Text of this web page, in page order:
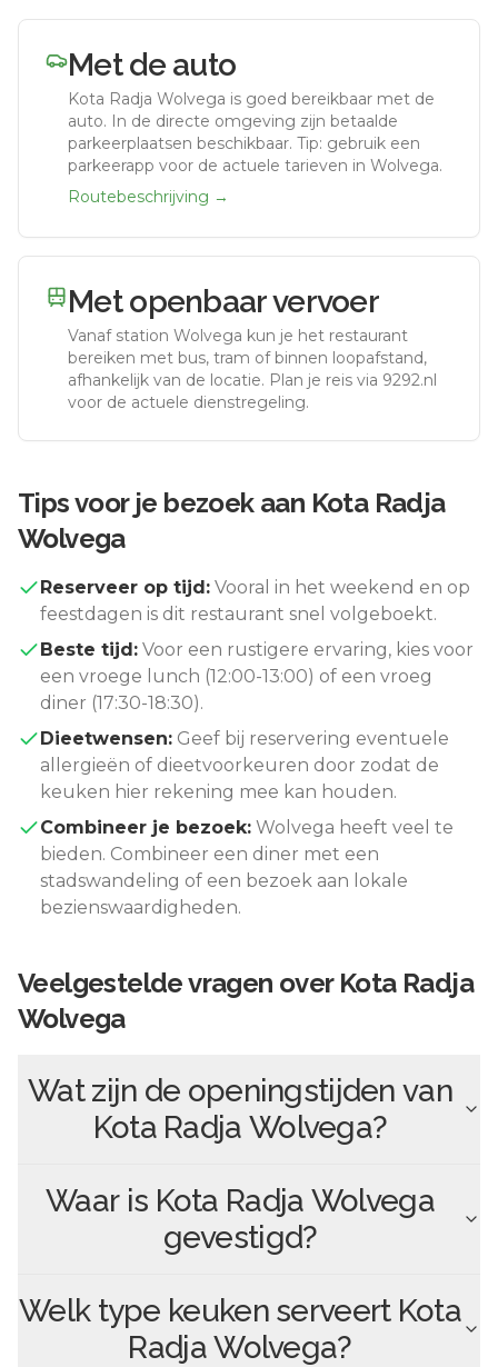
Met de auto
Kota Radja Wolvega is goed bereikbaar met de
auto. In de directe omgeving zijn betaalde
parkeerplaatsen beschikbaar. Tip: gebruik een
parkeerapp voor de actuele tarieven in Wolvega.
Routebeschrijving →
Met openbaar vervoer
Vanaf station Wolvega kun je het restaurant
bereiken met bus, tram of binnen loopafstand,
afhankelijk van de locatie. Plan je reis via 9292.nl
voor de actuele dienstregeling.
Tips voor je bezoek aan Kota Radja
Wolvega
Reserveer op tijd: Vooral in het weekend en op
feestdagen is dit restaurant snel volgeboekt.
Beste tijd: Voor een rustigere ervaring, kies voor
een vroege lunch (12:00-13:00) of een vroeg
diner (17:30-18:30).
Dieetwensen: Geef bij reservering eventuele
allergieën of dieetvoorkeuren door zodat de
keuken hier rekening mee kan houden.
Combineer je bezoek: Wolvega heeft veel te
bieden. Combineer een diner met een
stadswandeling of een bezoek aan lokale
bezienswaardigheden.
Veelgestelde vragen over Kota Radja
Wolvega
Wat zijn de openingstijden van
Kota Radja Wolvega?
Waar is Kota Radja Wolvega
gevestigd?
Welk type keuken serveert Kota
Radja Wolvega?